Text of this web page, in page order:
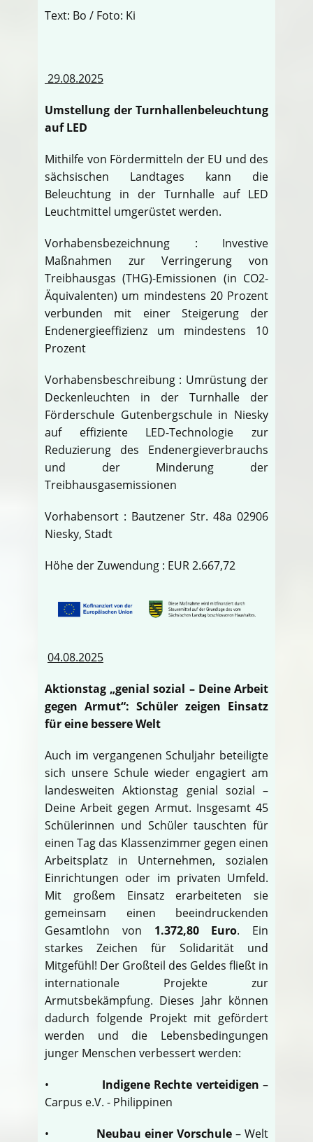
Text: Bo / Foto: Ki
29.08.2025
Umstellung der Turnhallenbeleuchtung
auf LED
Mithilfe von Fördermitteln der EU und des
sächsischen Landtages kann die
Beleuchtung in der Turnhalle auf LED
Leuchtmittel umgerüstet werden.
Vorhabensbezeichnung : Investive
Maßnahmen zur Verringerung von
Treibhausgas (THG)-Emissionen (in CO2-
Äquivalenten) um mindestens 20 Prozent
verbunden mit einer Steigerung der
Endenergieeffizienz um mindestens 10
Prozent
Vorhabensbeschreibung : Umrüstung der
Deckenleuchten in der Turnhalle der
Förderschule Gutenbergschule in Niesky
auf effiziente LED-Technologie zur
Reduzierung des Endenergieverbrauchs
und der Minderung der
Treibhausgasemissionen
Vorhabensort : Bautzener Str. 48a 02906
Niesky, Stadt
Höhe der Zuwendung : EUR 2.667,72
04.08.2025
Aktionstag „genial sozial – Deine Arbeit
gegen Armut“: Schüler zeigen Einsatz
für eine bessere Welt
Auch im vergangenen Schuljahr beteiligte
sich unsere Schule wieder engagiert am
landesweiten Aktionstag genial sozial –
Deine Arbeit gegen Armut. Insgesamt 45
Schülerinnen und Schüler tauschten für
einen Tag das Klassenzimmer gegen einen
Arbeitsplatz in Unternehmen, sozialen
Einrichtungen oder im privaten Umfeld.
Mit großem Einsatz erarbeiteten sie
gemeinsam einen beeindruckenden
Gesamtlohn von 1.372,80 Euro. Ein
starkes Zeichen für Solidarität und
Mitgefühl! Der Großteil des Geldes fließt in
internationale Projekte zur
Armutsbekämpfung. Dieses Jahr können
dadurch folgende Projekt mit gefördert
werden und die Lebensbedingungen
junger Menschen verbessert werden:
• Indigene Rechte verteidigen –
Carpus e.V. - Philippinen
• Neubau einer Vorschule – Welt